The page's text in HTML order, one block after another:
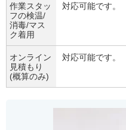
作業スタッ
フの検温/
消毒/マス
ク着用
対応可能です。
オンライン
見積もり
(概算のみ)
対応可能です。